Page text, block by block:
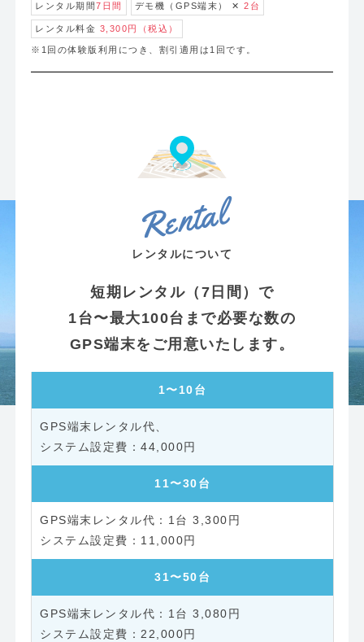
レンタル期間7日間 デモ機（GPS端末） ✕ 2台
レンタル料金 3,300円（税込）
※1回の体験版利用につき、割引適用は1回です。
Rental
レンタルについて
短期レンタル（7日間）で
1台〜最大100台まで必要な数の
GPS端末をご用意いたします。
1〜10台
44,000円
11〜30台
1台 3,300円
11,000円
31〜50台
1台 3,080円
22,000円